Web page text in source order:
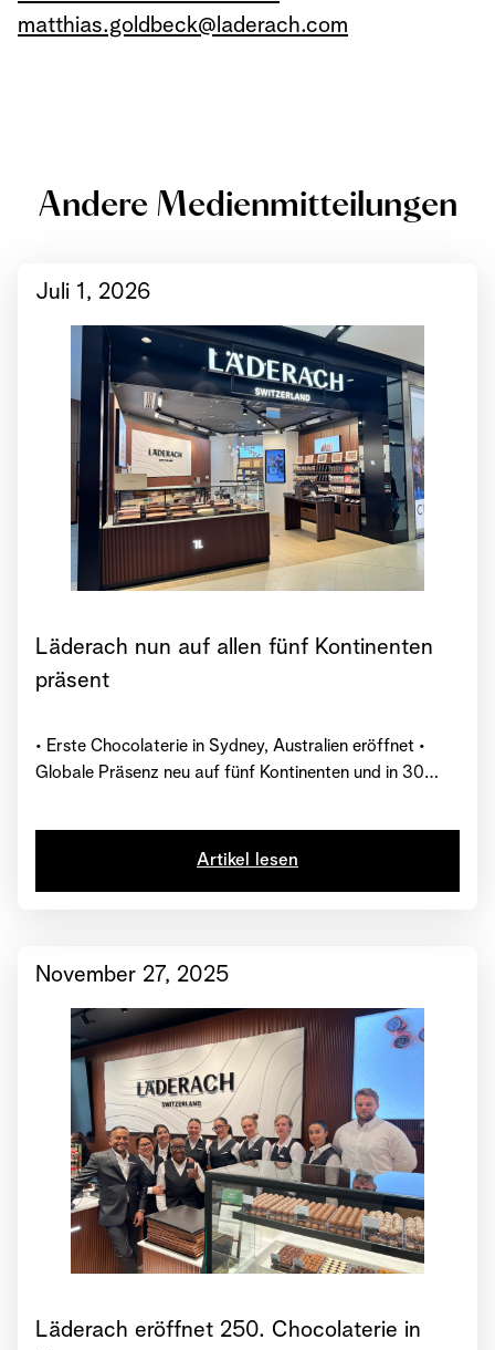
matthias.goldbeck@laderach.com
Andere Medienmitteilungen
Juli 1, 2026
Läderach nun auf allen fünf Kontinenten
präsent
• Erste Chocolaterie in Sydney, Australien eröffnet •
Globale Präsenz neu auf fünf Kontinenten und in 30
Artikel lesen
November 27, 2025
Läderach eröffnet 250. Chocolaterie in